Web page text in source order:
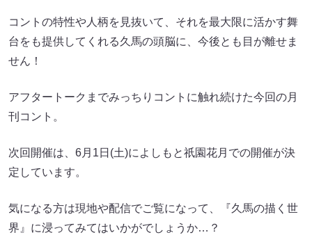
コントの特性や人柄を見抜いて、それを最大限に活かす舞
台をも提供してくれる久馬の頭脳に、今後とも目が離せま
せん！
アフタートークまでみっちりコントに触れ続けた今回の月
刊コント。
次回開催は、6月1日(土)によしもと祇園花月での開催が決
定しています。
気になる方は現地や配信でご覧になって、『久馬の描く世
界』に浸ってみてはいかがでしょうか…？